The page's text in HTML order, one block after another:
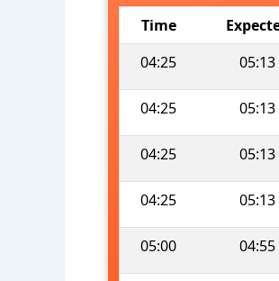
Time
04:25
05:13
04:25 05:13
04:25 05:13
04:25 05:13
05:00 04:55